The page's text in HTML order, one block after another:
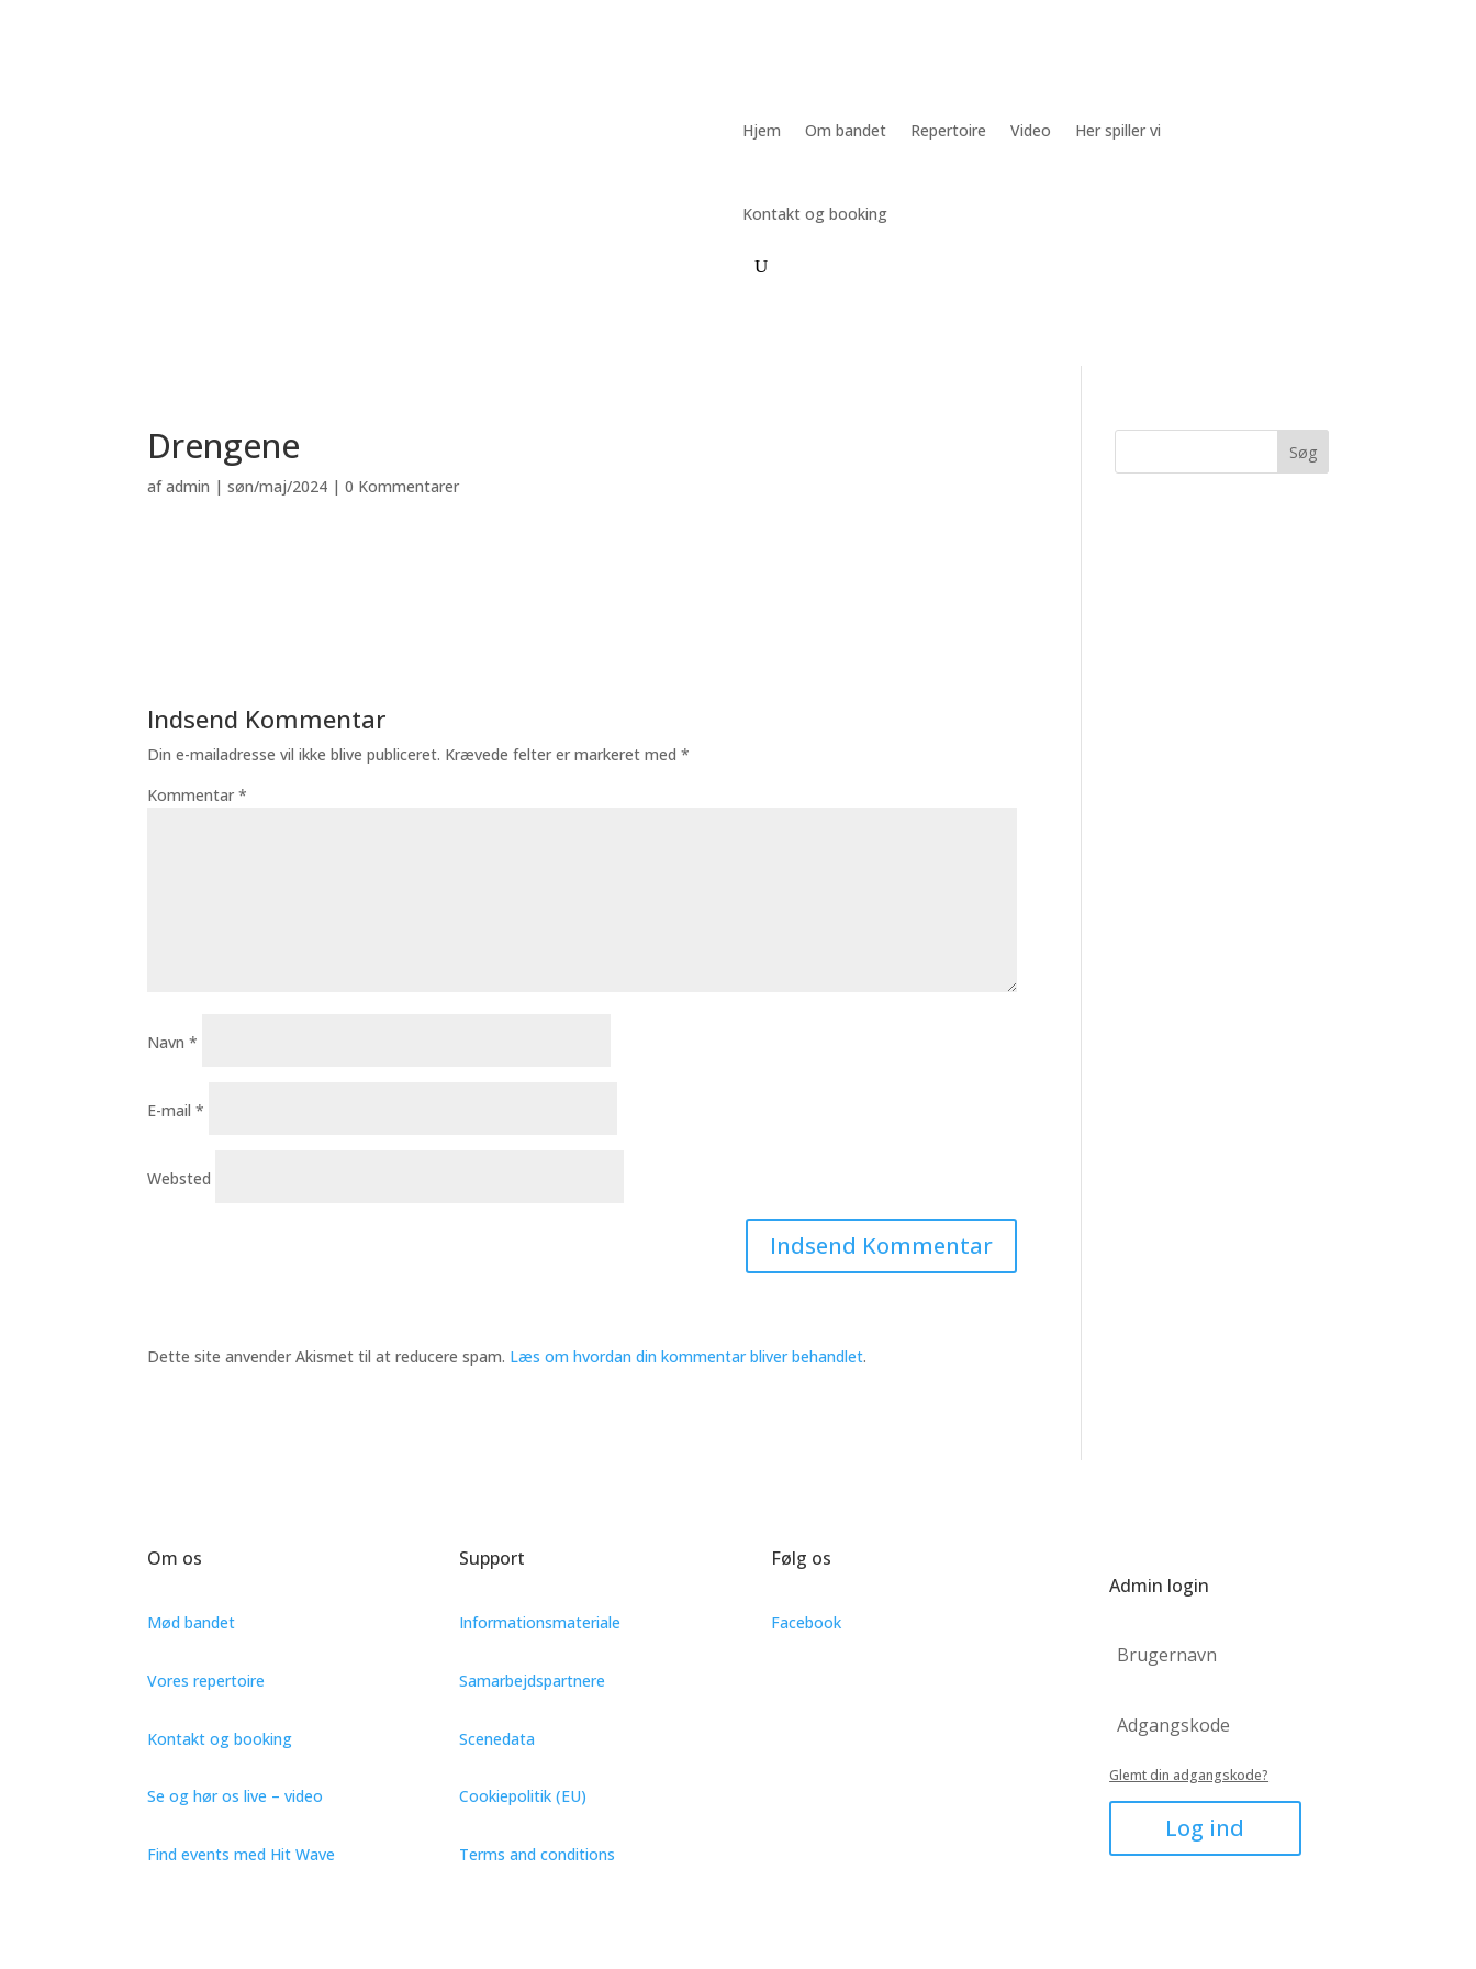
Hjem Om bandet Repertoire Video Her spiller vi
Kontakt og booking
Drengene
afadmin |søn/maj/2024 |0 Kommentarer
Indsend Kommentar
Din e-mailadresse vil ikke blive publiceret. Krævede felter er markeret med*
Kommentar*
Navn*
E-mail*
Websted
Dette site anvender Akismet til at reducere spam. Læs om hvordan din kommentar bliver behandlet.
Om os
Mød bandet
Vores repertoire
Kontakt og booking
Se og hør os live – video
Find events med Hit Wave
Support
Informationsmateriale
Samarbejdspartnere
Scenedata
Cookiepolitik (EU)
Terms and conditions
Følg os
Facebook
Admin login
Glemt din adgangskode?
Log ind